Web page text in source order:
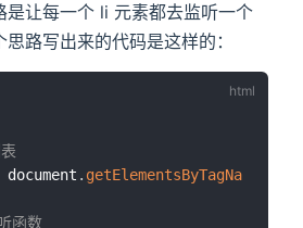
是让每一个 li 元素都去监听一个
路写出来的代码是这样的：
document . getElementsByTagNa
函数